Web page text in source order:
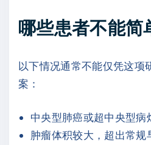
哪些患者不能简
以下情况通常不能仅凭这项
案：
中央型肺癌或超中央型病
肿瘤体积较大，超出常规